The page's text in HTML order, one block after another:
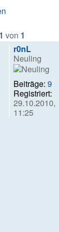
1 von 1
r0nL
Neuling
Beiträge: 9
Registriert:
29.10.2010,
11:25